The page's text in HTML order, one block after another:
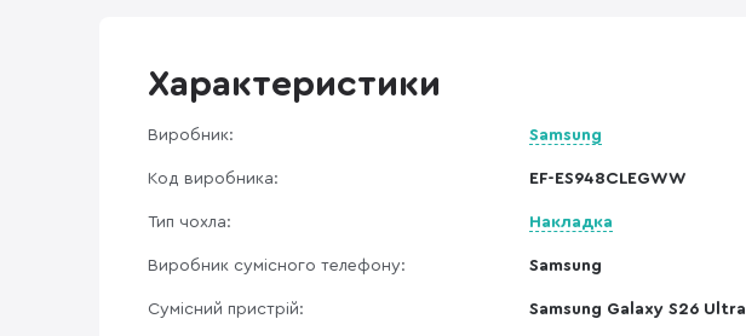
Характеристики
Виробник: Samsung
Код виробника: EF-ES948CLEGWW
Тип чохла: Накладка
Виробник сумісного телефону: Samsung
Сумісний пристрій: Samsung Galaxy S26 Ultra